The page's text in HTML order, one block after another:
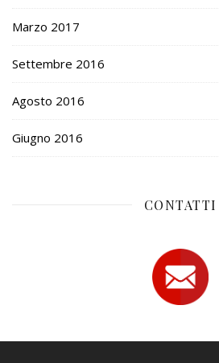
Marzo 2017
Settembre 2016
Agosto 2016
Giugno 2016
CONTATTI